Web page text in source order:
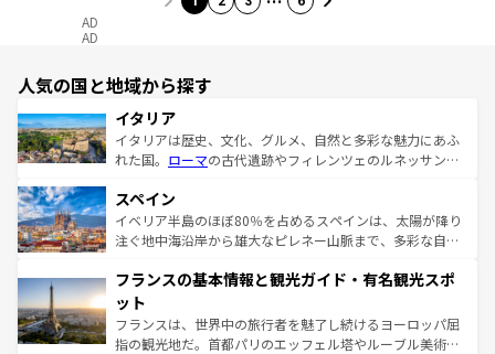
AD
AD
人気の国と地域から探す
イタリア
イタリアは歴史、文化、グルメ、自然と多彩な魅力にあふ
れた国。 ローマの古代遺跡やフィレンツェのルネッサンス
ろん、トスカーナの美しい田園風景やアマルフィ海岸の絶
景など、自然景観も見逃せない。観光の合間には、本場の
ピザやパスタなど、絶品のイタリア料理を堪能することも
ませてくれるイタリアで、忘れられない旅をしてみよう！
なお、新着のイタリア情報は
しい。
スペイン
イベリア半島のほぼ80％を占めるスペインは、太陽が降り
注ぐ地中海沿岸から雄大なピレネー山脈まで、多彩な自然
文化が根付くこの国では、情熱的なフラメンコ、熱気あふ
れる闘牛、そして美味しいタパスが生活の一部となってい
る。首都マドリードの洗練された雰囲気や、バルセロナの
アートに溢れた街角から、地方では古代ローマ遺跡や中世
フランスの基本情報と観光ガイド・有名観光スポ
ット
フランスは、世界中の旅行者を魅了し続けるヨーロッパ屈
指の観光地だ。首都パリのエッフェル塔やルーブル美術館